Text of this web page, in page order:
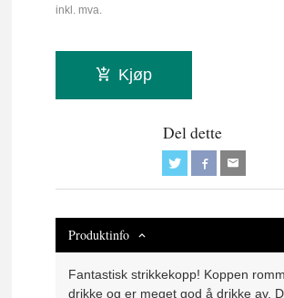
inkl. mva.
Kjøp
Del dette
Produktinfo
Fantastisk strikkekopp! Koppen
drikke og er meget god å drikke av.